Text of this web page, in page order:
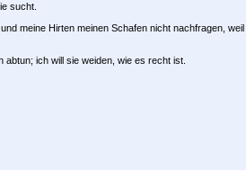
sucht.
meine Hirten meinen Schafen nicht nachfragen,
ich will sie weiden, wie es recht ist.